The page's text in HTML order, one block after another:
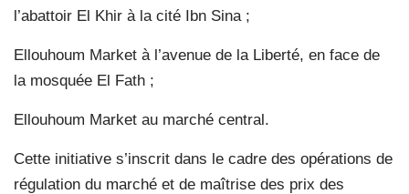
l’abattoir El Khir à la cité Ibn Sina ;
Ellouhoum Market à l’avenue de la Liberté, en face de
la mosquée El Fath ;
Ellouhoum Market au marché central.
Cette initiative s’inscrit dans le cadre des opérations de
régulation du marché et de maîtrise des prix des